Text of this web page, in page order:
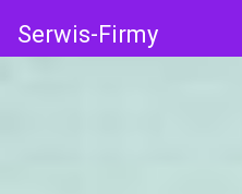
Serwis-Firmy